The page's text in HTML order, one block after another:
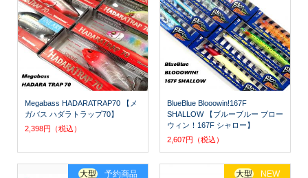
Megabass HADARATRAP70 【メ
ガバス ハダラトラップ70】
2,398円（税込）
BlueBlue Blooowin!167F
SHALLOW 【ブルーブルー ブロー
ウィン！167F シャロー】
2,607円（税込）
大型 予約商品 大型 NEW